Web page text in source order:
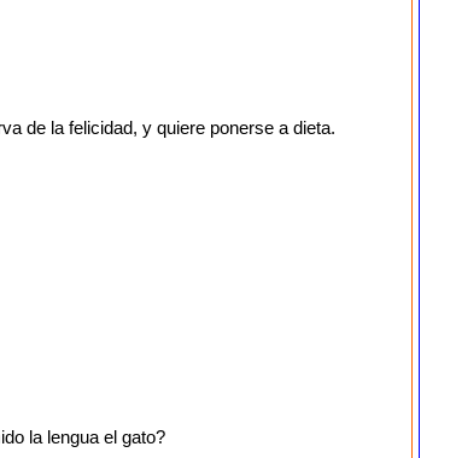
de la felicidad, y quiere ponerse a dieta.
la lengua el gato?